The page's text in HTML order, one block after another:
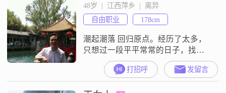
48岁  |  江西萍乡  |  离异
自由职业
178cm
潮起潮落 回归原点。经历了太多，
只想过一段平平常常的日子，找一
个能相伴到老的。
打招呼 发留言